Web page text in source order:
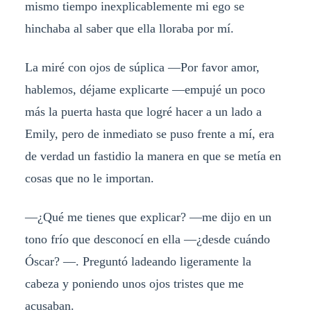
mismo tiempo inexplicablemente mi ego se
hinchaba al saber que ella lloraba por mí.
La miré con ojos de súplica —Por favor amor,
hablemos, déjame explicarte —empujé un poco
más la puerta hasta que logré hacer a un lado a
Emily, pero de inmediato se puso frente a mí, era
de verdad un fastidio la manera en que se metía en
cosas que no le importan.
—¿Qué me tienes que explicar? —me dijo en un
tono frío que desconocí en ella —¿desde cuándo
Óscar? —. Preguntó ladeando ligeramente la
cabeza y poniendo unos ojos tristes que me
acusaban.